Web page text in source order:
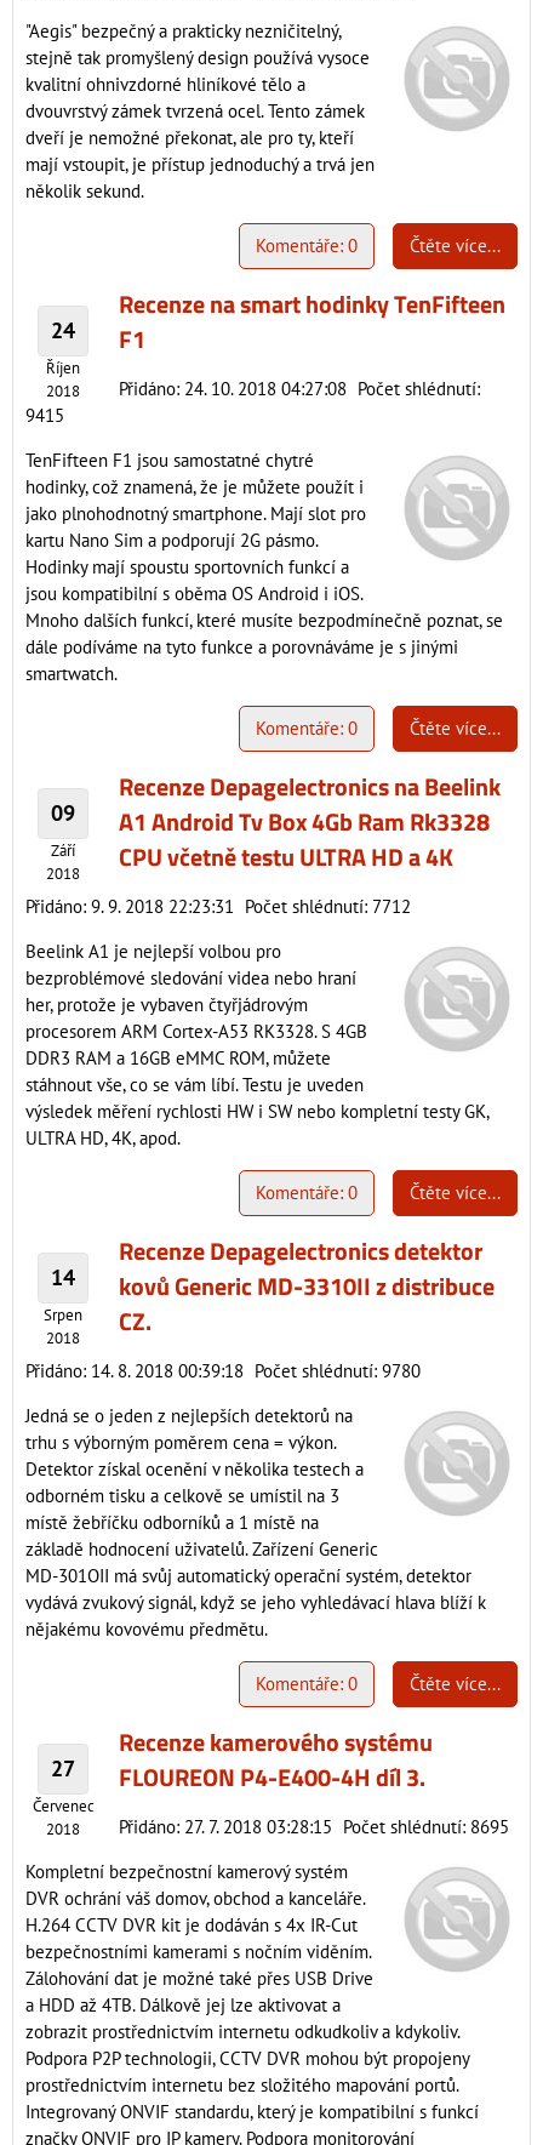
"Aegis" bezpečný a prakticky nezničitelný,
stejně tak promyšlený design používá vysoce
kvalitní ohnivzdorné hliníkové tělo a
dvouvrstvý zámek tvrzená ocel. Tento zámek
dveří je nemožné překonat, ale pro ty, kteří
mají vstoupit, je přístup jednoduchý a trvá jen
několik sekund.
Čtěte více...
Komentáře: 0
24
Říjen
2018
Recenze na smart hodinky TenFifteen
F1
Přidáno: 24. 10. 2018 04:27:08 Počet shlédnutí:
9415
TenFifteen F1 jsou samostatné chytré
hodinky, což znamená, že je můžete použít i
jako plnohodnotný smartphone. Mají slot pro
kartu Nano Sim a podporují 2G pásmo.
Hodinky mají spoustu sportovních funkcí a
jsou kompatibilní s oběma OS Android i iOS.
Mnoho dalších funkcí, které musíte bezpodmínečně poznat, se
dále podíváme na tyto funkce a porovnáváme je s jinými
smartwatch.
Čtěte více...
Komentáře: 0
09
Září
2018
Recenze Depagelectronics na Beelink
A1 Android Tv Box 4Gb Ram Rk3328
CPU včetně testu ULTRA HD a 4K
Přidáno: 9. 9. 2018 22:23:31 Počet shlédnutí: 7712
Beelink A1 je nejlepší volbou pro
bezproblémové sledování videa nebo hraní
her, protože je vybaven čtyřjádrovým
procesorem ARM Cortex-A53 RK3328. S 4GB
DDR3 RAM a 16GB eMMC ROM, můžete
stáhnout vše, co se vám líbí. Testu je uveden
výsledek měření rychlosti HW i SW nebo kompletní testy GK,
ULTRA HD, 4K, apod.
Čtěte více...
Komentáře: 0
14
Srpen
2018
Recenze Depagelectronics detektor
kovů Generic MD-3310II z distribuce
CZ.
Přidáno: 14. 8. 2018 00:39:18 Počet shlédnutí: 9780
Jedná se o jeden z nejlepších detektorů na
trhu s výborným poměrem cena = výkon.
Detektor získal ocenění v několika testech a
odborném tisku a celkově se umístil na 3
místě žebříčku odborníků a 1 místě na
základě hodnocení uživatelů. Zařízení Generic
MD-301OII má svůj automatický operační systém, detektor
vydává zvukový signál, když se jeho vyhledávací hlava blíží k
nějakému kovovému předmětu.
Čtěte více...
Komentáře: 0
27
Červenec
2018
Recenze kamerového systému
FLOUREON P4-E400-4H díl 3.
Přidáno: 27. 7. 2018 03:28:15 Počet shlédnutí: 8695
Kompletní bezpečnostní kamerový systém
DVR ochrání váš domov, obchod a kanceláře.
H.264 CCTV DVR kit je dodáván s 4x IR-Cut
bezpečnostními kamerami s nočním viděním.
Zálohování dat je možné také přes USB Drive
a HDD až 4TB. Dálkově jej lze aktivovat a
zobrazit prostřednictvím internetu odkudkoliv a kdykoliv.
Podpora P2P technologii, CCTV DVR mohou být propojeny
prostřednictvím internetu bez složitého mapování portů.
Integrovaný ONVIF standardu, který je kompatibilní s funkcí
značky ONVIF pro IP kamery. Podpora monitorování